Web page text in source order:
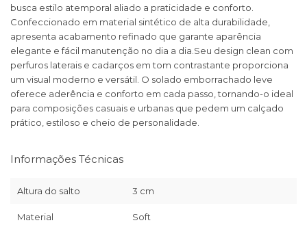
busca estilo atemporal aliado a praticidade e conforto.
Confeccionado em material sintético de alta durabilidade,
apresenta acabamento refinado que garante aparência
elegante e fácil manutenção no dia a dia.Seu design clean com
perfuros laterais e cadarços em tom contrastante proporciona
um visual moderno e versátil. O solado emborrachado leve
oferece aderência e conforto em cada passo, tornando-o ideal
para composições casuais e urbanas que pedem um calçado
prático, estiloso e cheio de personalidade.
Informações Técnicas
Altura do salto 3 cm
Material Soft